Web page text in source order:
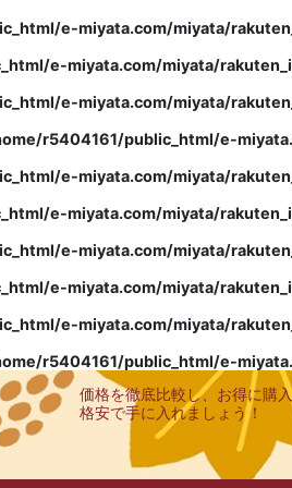
e-miyata.com/miyata/
e-miyata.com/miyata/
e-miyata.com/miyata/
r5404161/public_html/e-
e-miyata.com/miyata/
e-miyata.com/miyata/
e-miyata.com/miyata/
e-miyata.com/miyata/
e-miyata.com/miyata/
r5404161/public_html/e-
価格を徹底比較し、お得に購
格安で手に入れましょう！